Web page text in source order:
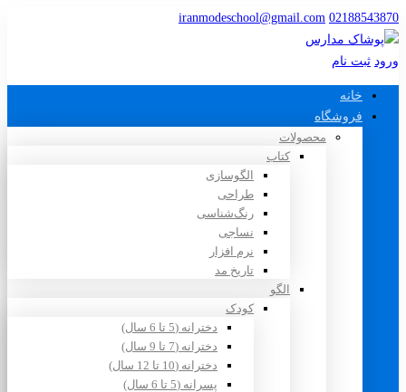
02188543870
iranmodeschool@gmail.com
ورود ثبت نام
خانه
فروشگاه
محصولات
کتاب
الگوسازی
طراحی
رنگ‌شناسی
نساجی
نرم افزار
تاریخ مد
الگو
کودک
دخترانه (5 تا 6 سال)
دخترانه (7 تا 9 سال)
دخترانه (10 تا 12 سال)
پسرانه (5 تا 6 سال)